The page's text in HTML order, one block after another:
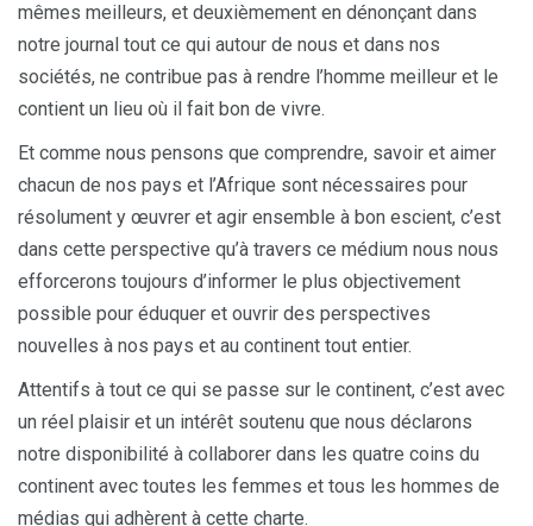
mêmes meilleurs, et deuxièmement en dénonçant dans
notre journal tout ce qui autour de nous et dans nos
sociétés, ne contribue pas à rendre l’homme meilleur et le
contient un lieu où il fait bon de vivre.
Et comme nous pensons que comprendre, savoir et aimer
chacun de nos pays et l’Afrique sont nécessaires pour
résolument y œuvrer et agir ensemble à bon escient, c’est
dans cette perspective qu’à travers ce médium nous nous
efforcerons toujours d’informer le plus objectivement
possible pour éduquer et ouvrir des perspectives
nouvelles à nos pays et au continent tout entier.
Attentifs à tout ce qui se passe sur le continent, c’est avec
un réel plaisir et un intérêt soutenu que nous déclarons
notre disponibilité à collaborer dans les quatre coins du
continent avec toutes les femmes et tous les hommes de
médias qui adhèrent à cette charte.